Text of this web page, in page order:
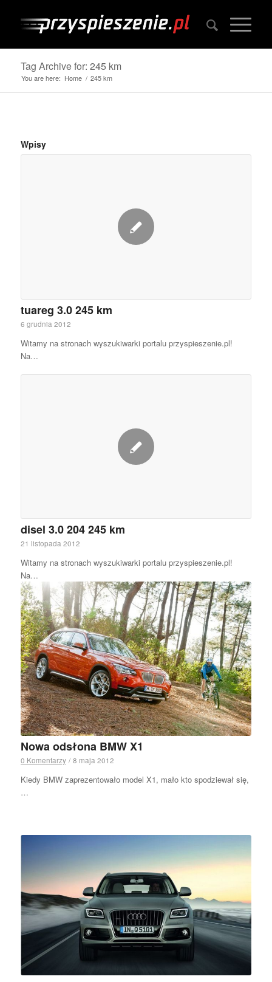
Tag Archive for: 245 km
You are here: Home / 245 km
Wpisy
tuareg 3.0 245 km
6 grudnia 2012
Witamy na stronach wyszukiwarki portalu przyspieszenie.pl!
Na…
disel 3.0 204 245 km
21 listopada 2012
Witamy na stronach wyszukiwarki portalu przyspieszenie.pl!
Na…
Nowa odsłona BMW X1
0 Komentarzy / 8 maja 2012
Kiedy BMW zaprezentowało model X1, mało kto spodziewał się,
…